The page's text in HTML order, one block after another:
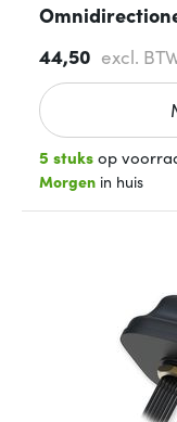
44,50 excl.
5 stuksop
Morgen in huis